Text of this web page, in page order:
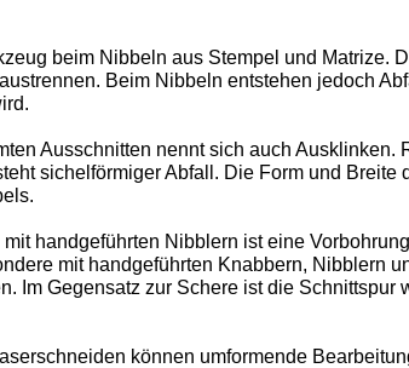
beim Nibbeln aus Stempel und Matrize.
Beim Nibbeln entstehen jedoch
Ausschnitten nennt sich auch Ausklinken.
sichelförmiger Abfall. Die Form und Breite
handgeführten Nibblern ist eine
mit handgeführten Knabbern, Nibblern
Im Gegensatz zur Schere ist die Schnittspur
können umformende